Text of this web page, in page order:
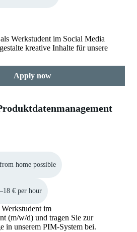
Werkstudent im Social Media
kreative Inhalte für unsere
Apply now
home possible
€ per hour
im
(m/w/d) und tragen Sie zur
in unserem PIM-System bei.